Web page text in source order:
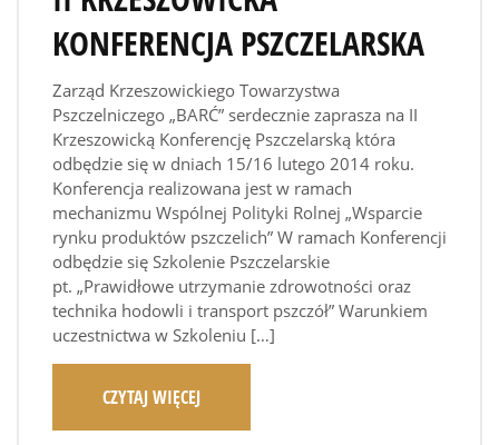
KONFERENCJA PSZCZELARSKA
Zarząd Krzeszowickiego Towarzystwa
Pszczelniczego „BARĆ” serdecznie zaprasza na II
Krzeszowicką Konferencję Pszczelarską która
odbędzie się w dniach 15/16 lutego 2014 roku.
Konferencja realizowana jest w ramach
mechanizmu Wspólnej Polityki Rolnej „Wsparcie
rynku produktów pszczelich” W ramach Konferencji
odbędzie się Szkolenie Pszczelarskie
pt. „Prawidłowe utrzymanie zdrowotności oraz
technika hodowli i transport pszczół” Warunkiem
uczestnictwa w Szkoleniu […]
CZYTAJ WIĘCEJ